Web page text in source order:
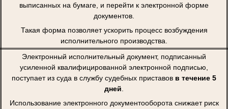
выписанных на бумаге, и перейти к электронной форме
документов.
Такая форма позволяет ускорить процесс возбуждения
исполнительного производства.
Электронный исполнительный документ, подписанный
усиленной квалифицированной электронной подписью,
поступает из суда в службу судебных приставов в течение 5
дней
Использование электронного документооборота снижает риск